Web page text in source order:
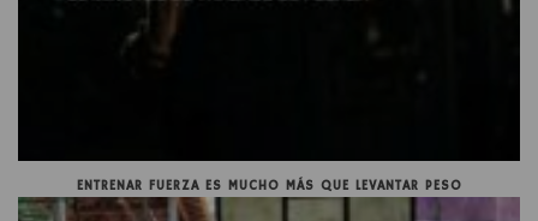
ENTRENAR FUERZA ES MUCHO MÁS QUE LEVANTAR PESO